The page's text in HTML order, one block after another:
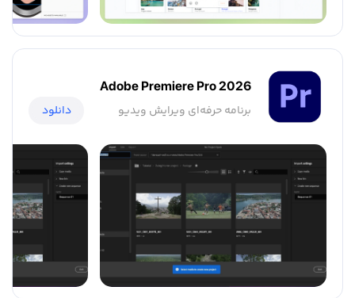
Adobe Premiere Pro 2026
برنامه حرفه‌ای ویرایش ویدیو دانلود